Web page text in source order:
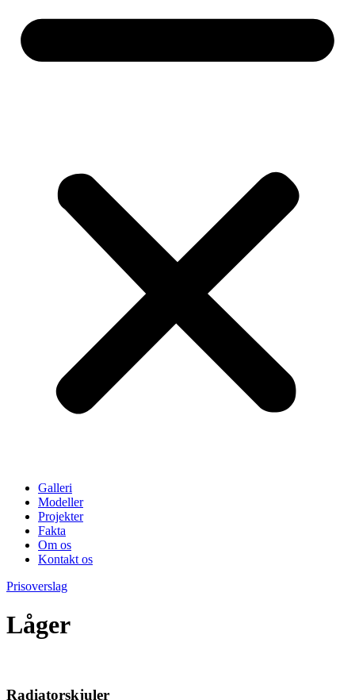
Galleri
Modeller
Projekter
Fakta
Om os
Kontakt os
Prisoverslag
Låger
Radiatorskjuler